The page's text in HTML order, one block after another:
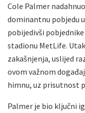
Cole Palmer
dominantnu pobjedu
pobijedivši
stadionu MetLife.
zakašnjenja, uslijed
ovom važnom
himnu, uz prisutnost
Palmer je bio ključni